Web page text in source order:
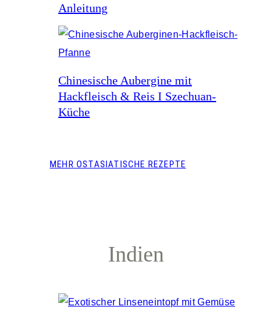
Anleitung
Chinesische Aubergine mit
Hackfleisch & Reis I Szechuan-
Küche
MEHR OSTASIATISCHE REZEPTE
Indien